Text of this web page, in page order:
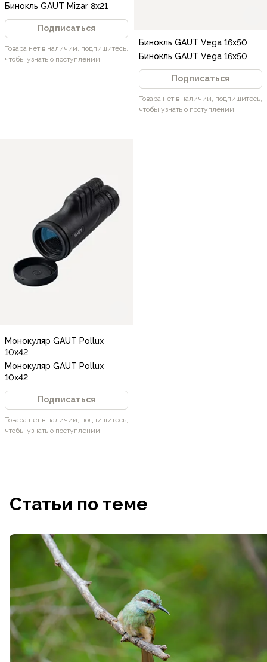
Бинокль GAUT Mizar 8x21
Подписаться
Товара нет в наличии, подпишитесь,
чтобы узнать о поступлении
Бинокль GAUT Vega 16x50
Бинокль GAUT Vega 16x50
Подписаться
Товара нет в наличии, подпишитесь,
чтобы узнать о поступлении
Монокуляр GAUT Pollux
10x42
Монокуляр GAUT Pollux
10x42
Подписаться
Товара нет в наличии, подпишитесь,
чтобы узнать о поступлении
Статьи по теме